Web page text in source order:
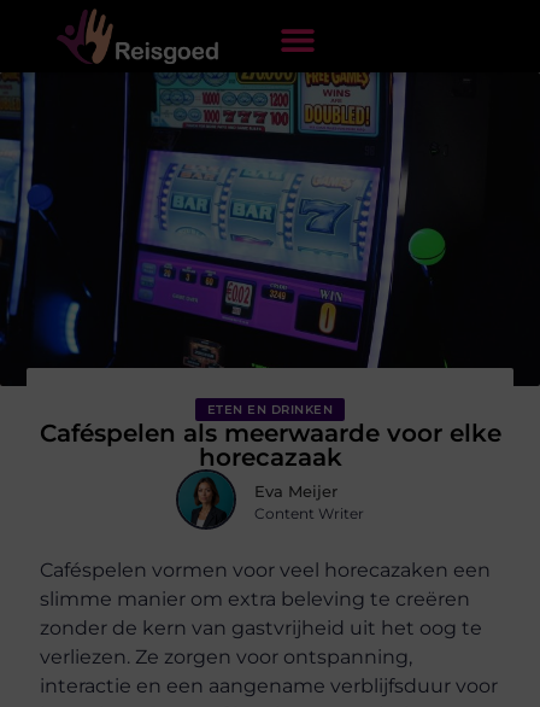
ETEN EN DRINKEN
Caféspelen als meerwaarde voor elke
horecazaak
Eva Meijer
Content Writer
Caféspelen vormen voor veel horecazaken een
slimme manier om extra beleving te creëren
zonder de kern van gastvrijheid uit het oog te
verliezen. Ze zorgen voor ontspanning,
interactie en een aangename verblijfsduur voor